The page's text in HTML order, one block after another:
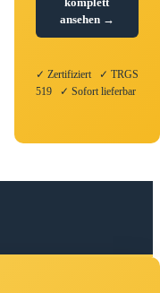
ansehen →
✓ Zertifiziert ✓ TRGS
519 ✓ Sofort lieferbar